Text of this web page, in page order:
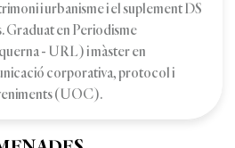
i urbanisme i el suplement DS
Graduat en Periodisme
- URL) i màster en
corporativa, protocol i
(UOC).